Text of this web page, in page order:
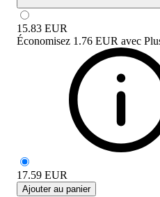
15.83 EUR
Économisez 1.76 EUR avec
17.59 EUR
Ajouter au panier